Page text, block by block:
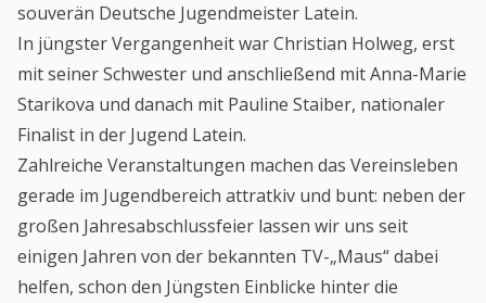
souverän Deutsche Jugendmeister Latein.
In jüngster Vergangenheit war Christian Holweg, erst
mit seiner Schwester und anschließend mit Anna-Marie
Starikova und danach mit Pauline Staiber, nationaler
Finalist in der Jugend Latein.
Zahlreiche Veranstaltungen machen das Vereinsleben
gerade im Jugendbereich attratkiv und bunt: neben der
großen Jahresabschlussfeier lassen wir uns seit
einigen Jahren von der bekannten TV-„Maus“ dabei
helfen, schon den Jüngsten Einblicke hinter die